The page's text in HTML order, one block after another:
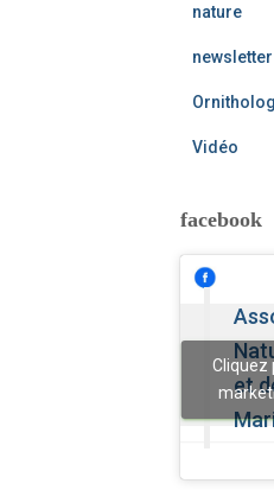
nature
newsletter
Vidéo
facebook
et
Cliquez